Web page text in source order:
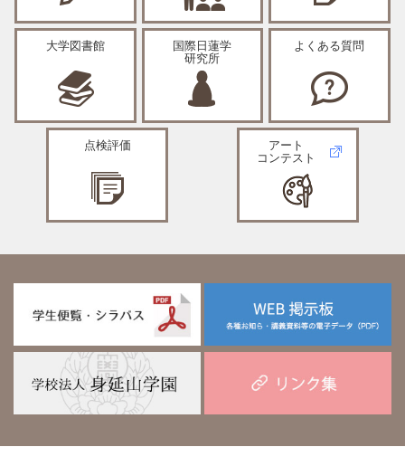
大学図書館
国際日蓮学
研究所
よくある質問
点検評価
アート
コンテスト